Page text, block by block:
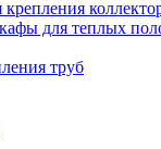
для теплых
труб